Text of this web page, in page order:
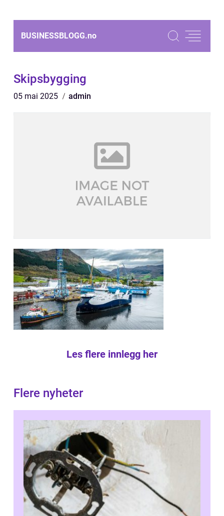
BUSINESSBLOGG.no
Skipsbygging
05 mai 2025 admin
Les flere innlegg her
Flere nyheter